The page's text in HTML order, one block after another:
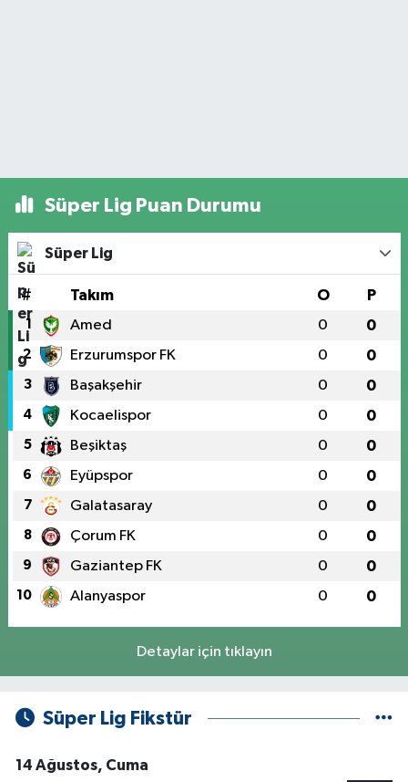
Süper Lig Puan Durumu
Süper Lig
# Takım O P
1 Amed 0 0
2 Erzurumspor FK 0 0
3 Başakşehir 0 0
4 Kocaelispor 0 0
5 Beşiktaş 0 0
6 Eyüpspor 0 0
7 Galatasaray 0 0
8 Çorum FK 0 0
9 Gaziantep FK 0 0
10 Alanyaspor 0 0
Detaylar için tıklayın
Süper Lig Fikstür
14 Ağustos, Cuma